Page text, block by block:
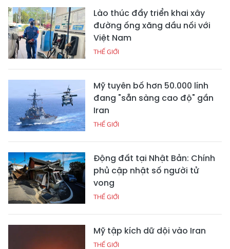
Lào thúc đẩy triển khai xây
đường ống xăng dầu nối với
Việt Nam
THẾ GIỚI
Mỹ tuyên bố hơn 50.000 lính
đang "sẵn sàng cao độ" gần
Iran
THẾ GIỚI
Động đất tại Nhật Bản: Chính
phủ cập nhật số người tử
vong
THẾ GIỚI
Mỹ tập kích dữ dội vào Iran
THẾ GIỚI